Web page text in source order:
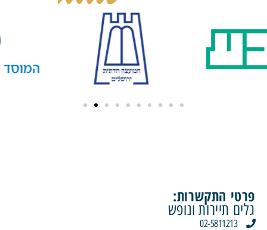
פרטי התקשרות:
גלים תיירות ונופש
02-5811213